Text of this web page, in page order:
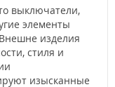
выключатели,
элементы
изделия
стиля и
изысканные